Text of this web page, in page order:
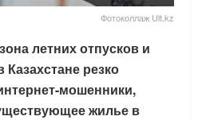
Фотоколлаж Ult.kz
летних отпусков и
резко
мошенники,
жилье в